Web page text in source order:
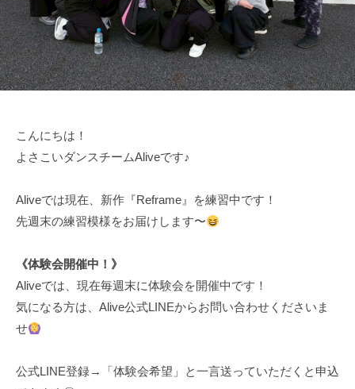
m
i
こんにちは！
よさこいダンスチームAliveです♪
Aliveでは現在、新作『Reframe』を練習中です！
先週末の練習模様をお届けします〜
《体験会開催中！》
Aliveでは、現在毎週末に体験会を開催中です！
気になる方は、Alive公式LINEからお問い合わせくださいま
せ
公式LINE登録→「体験会希望」と一言送っていただくと申込